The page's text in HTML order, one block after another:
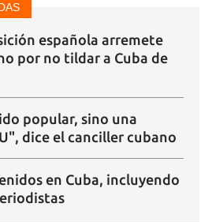
favorito, primero has de
SESIÓN CANCELAR
española arremete
por no tildar a Cuba de
popular, sino una
dice el canciller cubano
en Cuba, incluyendo